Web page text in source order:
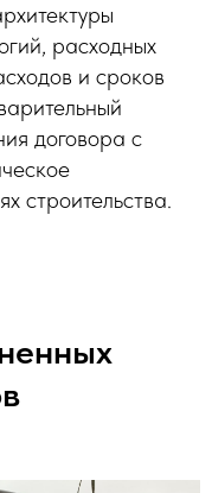
расходных
и сроков
договора с
строительства.